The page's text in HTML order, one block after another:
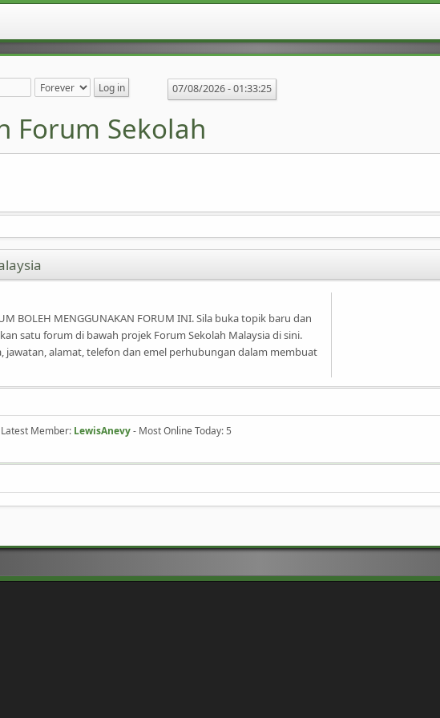
07/08/2026 - 01:33:25
Forum Sekolah
BOLEH MENGGUNAKAN FORUM INI. Sila buka topik baru dan
satu forum di bawah projek Forum Sekolah Malaysia di sini.
jawatan, alamat, telefon dan emel perhubungan dalam membuat
Member: LewisAnevy- Most Online Today: 5